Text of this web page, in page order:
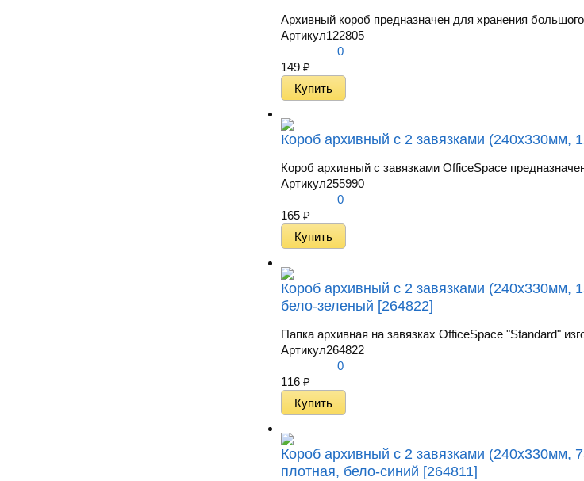
Архивный короб предназначен для хранения
Артикул122805
0
149 ₽
Короб архивный с 2 завязками (240х330мм,
Короб архивный с завязками OfficeSpace
Артикул255990
0
165 ₽
Короб архивный с 2 завязками (240х330мм,
бело-зеленый [264822]
Папка архивная на завязках OfficeSpace "Standard"
Артикул264822
0
116 ₽
Короб архивный с 2 завязками (240х330мм,
плотная, бело-синий [264811]